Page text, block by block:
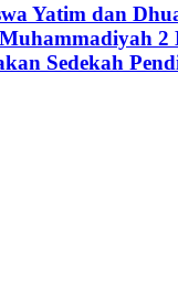
Yatim dan
2
Sedekah